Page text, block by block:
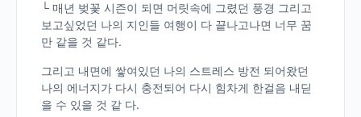
└ 매년 벚꽃 시즌이 되면 머릿속에 그렸던 풍경 그리고
보고싶었던 나의 지인들 여행이 다 끝나고나면 너무 꿈
만 같을 것 같다.
그리고 내면에 쌓여있던 나의 스트레스 방전 되어왔던
나의 에너지가 다시 충전되어 다시 힘차게 한걸음 내딛
을 수 있을 것 같 다.